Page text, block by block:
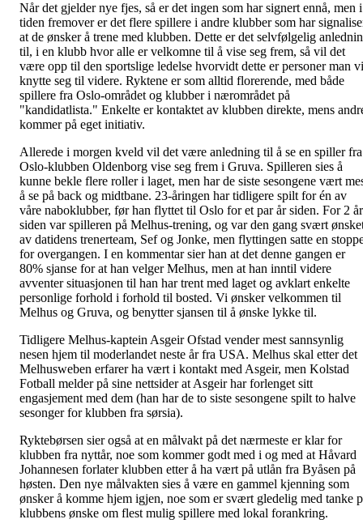
Når det gjelder nye fjes, så er det ingen som har signert ennå, men i
tiden fremover er det flere spillere i andre klubber som har
at de ønsker å trene med klubben. Dette er det selvfølgelig
til, i en klubb hvor alle er velkomne til å vise seg frem, så vil det
være opp til den sportslige ledelse hvorvidt dette er personer man
knytte seg til videre. Ryktene er som alltid florerende, med både
spillere fra Oslo-området og klubber i nærområdet på
"kandidatlista." Enkelte er kontaktet av klubben direkte, mens
kommer på eget initiativ.
Allerede i morgen kveld vil det være anledning til å se en spiller fra
Oslo-klubben Oldenborg vise seg frem i Gruva. Spilleren sies å
kunne bekle flere roller i laget, men har de siste sesongene vært
å se på back og midtbane. 23-åringen har tidligere spilt for én av
våre naboklubber, før han flyttet til Oslo for et par år siden. For 2 år
siden var spilleren på Melhus-trening, og var den gang svært
av datidens trenerteam, Sef og Jonke, men flyttingen satte en
for overgangen. I en kommentar sier han at det denne gangen er
80% sjanse for at han velger Melhus, men at han inntil videre
avventer situasjonen til han har trent med laget og avklart enkelte
personlige forhold i forhold til bosted. Vi ønsker velkommen til
Melhus og Gruva, og benytter sjansen til å ønske lykke til.
Tidligere Melhus-kaptein Asgeir Ofstad vender mest sannsynlig
nesen hjem til moderlandet neste år fra USA. Melhus skal etter det
Melhusweben erfarer ha vært i kontakt med Asgeir, men Kolstad
Fotball melder på sine nettsider at Asgeir har forlenget sitt
engasjement med dem (han har de to siste sesongene spilt to halve
sesonger for klubben fra sørsia).
Ryktebørsen sier også at en målvakt på det nærmeste er klar for
klubben fra nyttår, noe som kommer godt med i og med at Håvard
Johannesen forlater klubben etter å ha vært på utlån fra Byåsen på
høsten. Den nye målvakten sies å være en gammel kjenning som
ønsker å komme hjem igjen, noe som er svært gledelig med tanke
klubbens ønske om flest mulig spillere med lokal forankring.